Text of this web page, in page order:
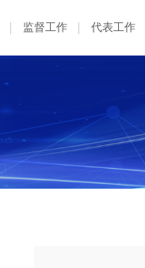
监督工作 代表工作